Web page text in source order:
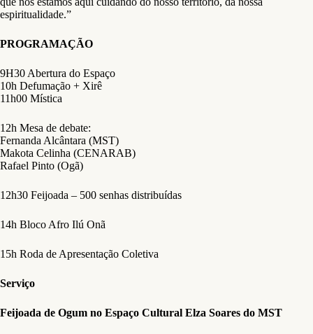
espiritualidade.”
PROGRAMAÇÃO
9H30 Abertura do Espaço
10h Defumação + Xirê
11h00 Mística
12h Mesa de debate:
Fernanda Alcântara (MST)
Makota Celinha (CENARAB)
Rafael Pinto (Ogã)
12h30 Feijoada – 500 senhas distribuídas
14h Bloco Afro Ilú Onã
15h Roda de Apresentação Coletiva
Serviço
Feijoada de Ogum no Espaço Cultural Elza Soares do MST